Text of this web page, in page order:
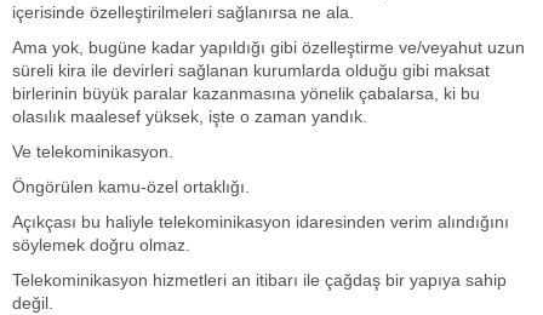
içerisinde özelleştirilmeleri sağlanırsa ne ala.
Ama yok, bugüne kadar yapıldığı gibi özelleştirme ve/veyahut uzun
süreli kira ile devirleri sağlanan kurumlarda olduğu gibi maksat
birlerinin büyük paralar kazanmasına yönelik çabalarsa, ki bu
olasılık maalesef yüksek, işte o zaman yandık.
Ve telekominikasyon.
Öngörülen kamu-özel ortaklığı.
Açıkçası bu haliyle telekominikasyon idaresinden verim alındığını
söylemek doğru olmaz.
Telekominikasyon hizmetleri an itibarı ile çağdaş bir yapıya sahip
değil.